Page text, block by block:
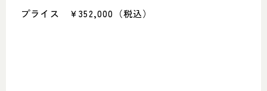
プライス ￥352,000（税込）